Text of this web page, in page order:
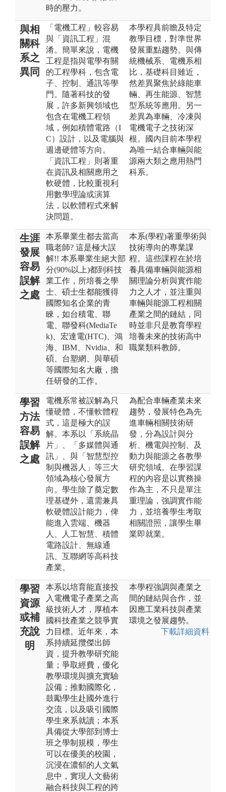
時的壓力。
與相
關科
系之
異同
「電機工程」較容易
與「資訊工程」混
淆。簡單來說，電機
工程是指與電學有關
的工程學科，包含電
子、控制、通訊等學
門。隨著科技的發
展，許多新興領域也
包含在電機工程領
域，例如積體電路（I
C）設計，以及電腦與
週邊硬體等方向。
「資訊工程」則著重
在資訊及相關應用之
軟硬體，比較重視利
用數學理論或演算
法，以軟體程式來解
決問題。
本學程具前瞻及特定
教學目標，對準世界
發展重點趨勢。與傳
統機械系、電機系相
比，基礎科目雖近，
然差異聚焦於綠能車
輛、再生能源、智慧
型系統等應用。另一
差異為車輛、冷凍與
電機電子之技術深
根。國內目前本學程
為唯一結合車輛與能
源兩大類之應用熱門
科系。
生涯
發展
容易
誤解
之處
本系畢業生都去當高
職老師? 這是極大誤
解!! 本系畢業生絕大部
分(90%以上)都到科技
業工作，所培養之學
士、碩士生都能獲得
國際知名企業的青
睞，如台積電、聯
電、聯發科(MediaTe
k)、宏達電(HTC)、鴻
海、IBM、Nvidia、和
碩、台塑網、與華碩
等國際知名大廠，擔
任研發的工作。
本系(學程)著重學術與
技術導向的專業課
程。這些課程在於培
養具備車輛與能源相
關理論分析與實作能
力之人才，並注重與
車輛與能源工程相關
產業之間的鏈結，同
時並非只是教育學程
培養未來的技術高中
職業類科教師。
學習
方法
容易
誤解
之處
電機系常被誤解為只
懂硬體，不懂軟體程
式，這是極大的誤
解。本系以「系統晶
片」、「多媒體與通
訊」、與「智慧型控
制與機器人」等三大
領域為核心發展方
向。學生除了奠定數
理基礎外，還需兼具
軟硬體設計能力，俾
能進入雲端、機器
人、人工智慧、積體
電路設計、無線通
訊、互聯網等高科技
產業。
為配合車輛產業未來
趨勢，發展特色為先
進車輛相關技術研
發，分為設計與分
析、機電與控制、及
動力與能源之各教學
研究領域。在學習課
程的內容是以實務操
作為主，不只是單注
重理論，強調實作能
力，並培養學生考取
相關證照，讓學生畢
業即就業。
學習
資源
或補
充說
明
本系以培育能直接投
入電機電子產業之高
級技術人才，厚植本
國科技產業之競爭實
力目標。近年來，本
系持續延攬傑出師
資，提升教學研究能
量；爭取經費，優化
教學環境與擴充實驗
設備；推動國際化，
鼓勵學生赴國外進行
交流，以及吸引國際
學生來系就讀；本系
具備從大學部到博士
班之學制規模，學生
可以在優美的校園，
沉浸在濃郁的人文氣
息中，實現人文藝術
融合科技與工程的跨
本學程強調與產業之
間的鏈結與合作，並
因應工業科技與產業
環境之發展趨勢。
下載詳細資料